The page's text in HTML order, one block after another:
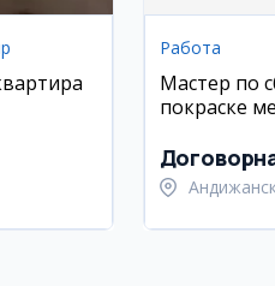
Работа
Мастер по
покраске